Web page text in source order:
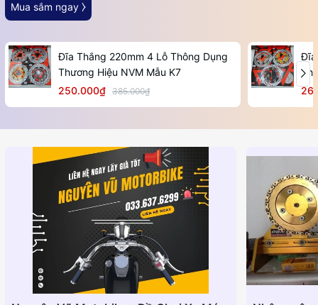
Mua sắm ngay ⧽
Đĩa Thắng 220mm 4 Lỗ Thông Dụng
Thương Hiệu NVM Mẫu K7
250.000₫ 385.000₫
Đĩa